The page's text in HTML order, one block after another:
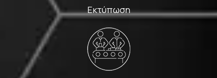
Εκτύπωση